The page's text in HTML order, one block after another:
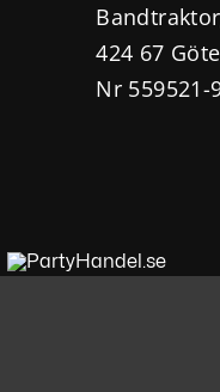
424 67
Nr 559521-